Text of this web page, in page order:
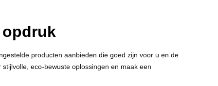
producten aanbieden die goed zijn voor u en de
eco-bewuste oplossingen en maak een